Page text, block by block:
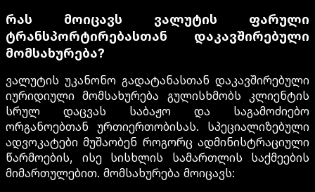
რას მოიცავს ვალუტის ფარული
ტრანსპორტირებასთან დაკავშირებული
მომსახურება?
ვალუტის უკანონო გადატანასთან დაკავშირებული
იურიდიული მომსახურება გულისხმობს კლიენტის
სრულ დაცვას საბაჟო და საგამოძიებო
ორგანოებთან ურთიერთობისას. სპეციალიზებული
ადვოკატები მუშაობენ როგორც ადმინისტრაციული
წარმოების, ისე სისხლის სამართლის საქმეების
მიმართულებით. მომსახურება მოიცავს: